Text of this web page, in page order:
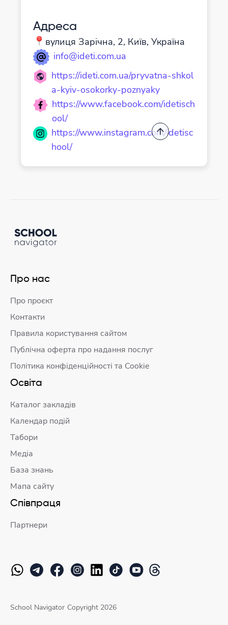
Адреса
вулиця Зарічна, 2, Київ, Україна
info@ideti.com.ua
https://ideti.com.ua/pryvatna-shkol
a-kyiv-osokorky-poznyaky
https://www.facebook.com/idetisch
ool/
https://www.instagram.com/idetisc
hool/
Про нас
Про проєкт
Контакти
Правила користування сайтом
Публічна оферта про надання послуг
Політика конфіденційності та Cookie
Освіта
Каталог закладів
Календар подій
Табори
Медіа
База знань
Мапа сайту
Співпраця
Партнери
School Navigator Copyright 2026